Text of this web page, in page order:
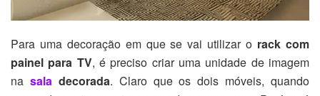
Para uma decoração em que se vai utilizar o rack com
painel para TV, é preciso criar uma unidade de imagem
na saladecorada. Claro que os dois móveis, quando